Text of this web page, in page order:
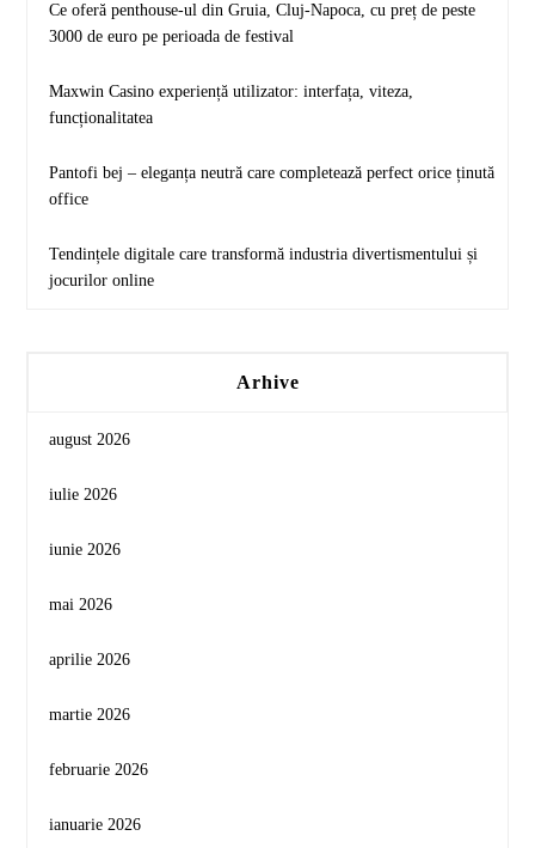
Ce oferă penthouse-ul din Gruia, Cluj-Napoca, cu preț de peste
3000 de euro pe perioada de festival
Maxwin Casino experiență utilizator: interfața, viteza,
funcționalitatea
Pantofi bej – eleganța neutră care completează perfect orice ținută
office
Tendințele digitale care transformă industria divertismentului și
jocurilor online
Arhive
august 2026
iulie 2026
iunie 2026
mai 2026
aprilie 2026
martie 2026
februarie 2026
ianuarie 2026